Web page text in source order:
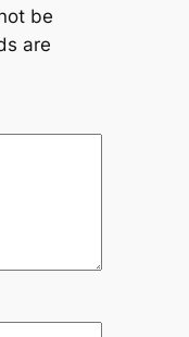
be
are